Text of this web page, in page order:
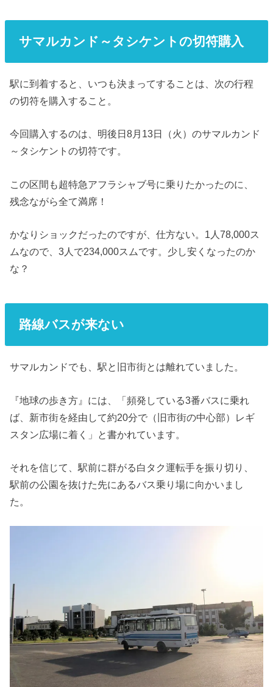
サマルカンド～タシケントの切符購入
駅に到着すると、いつも決まってすることは、次の行程
の切符を購入すること。
今回購入するのは、明後日8月13日（火）のサマルカンド
～タシケントの切符です。
この区間も超特急アフラシャブ号に乗りたかったのに、
残念ながら全て満席！
かなりショックだったのですが、仕方ない。1人78,000ス
ムなので、3人で234,000スムです。少し安くなったのか
な？
路線バスが来ない
サマルカンドでも、駅と旧市街とは離れていました。
『地球の歩き方』には、「頻発している3番バスに乗れ
ば、新市街を経由して約20分で（旧市街の中心部）レギ
スタン広場に着く」と書かれています。
それを信じて、駅前に群がる白タク運転手を振り切り、
駅前の公園を抜けた先にあるバス乗り場に向かいまし
た。